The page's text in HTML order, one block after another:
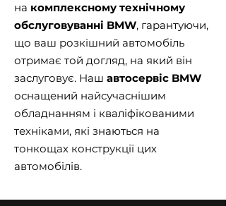
на комплексному технічному
обслуговуванні BMW, гарантуючи,
що ваш розкішний автомобіль
отримає той догляд, на який він
заслуговує. Наш автосервіс BMW
оснащений найсучаснішим
обладнанням і кваліфікованими
техніками, які знаються на
тонкощах конструкції цих
автомобілів.